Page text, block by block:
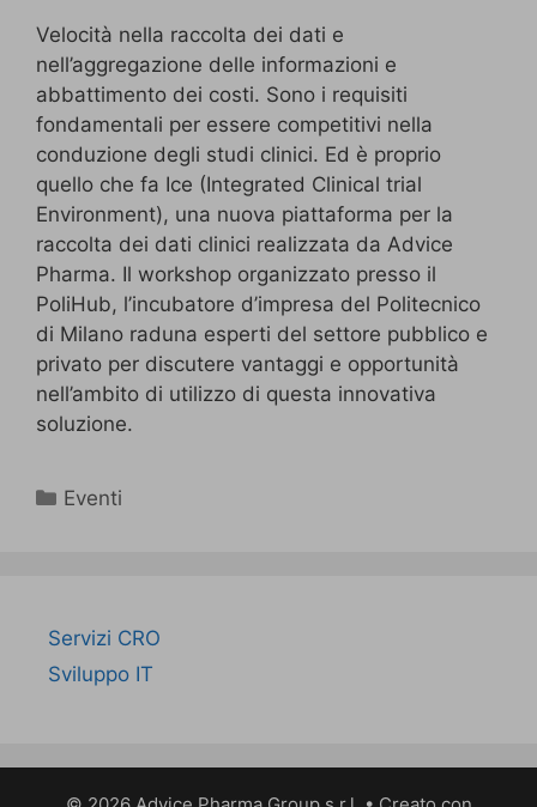
Velocità nella raccolta dei dati e
nell’aggregazione delle informazioni e
abbattimento dei costi. Sono i requisiti
fondamentali per essere competitivi nella
conduzione degli studi clinici. Ed è proprio
quello che fa Ice (Integrated Clinical trial
Environment), una nuova piattaforma per la
raccolta dei dati clinici realizzata da Advice
Pharma. Il workshop organizzato presso il
PoliHub, l’incubatore d’impresa del Politecnico
di Milano raduna esperti del settore pubblico e
privato per discutere vantaggi e opportunità
nell’ambito di utilizzo di questa innovativa
soluzione.
Eventi
Servizi CRO
Sviluppo IT